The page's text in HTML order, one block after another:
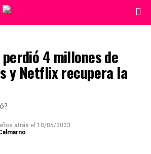
4 millones de
y Netflix recupera la
atrás el 10/05/2023